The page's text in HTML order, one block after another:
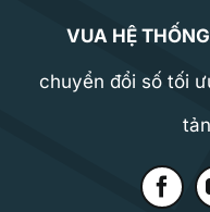
VUA HỆ THỐNG
chuyển đổi số tối